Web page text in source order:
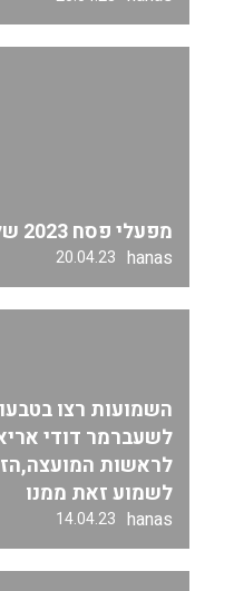
מפעלי פסח 2023 של נוער עמק יזרעאל
hanas
20.04.23
השמועות רצו
לשעברמר דודי
לראשות
לשמוע זאת ממנו
hanas
14.04.23